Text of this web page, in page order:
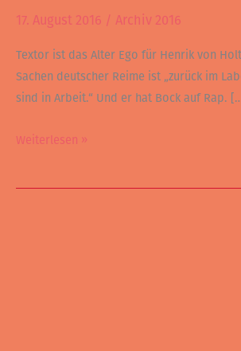
17. August 2016 / Archiv 2016
Textor ist das Alter Ego für Henrik von
Sachen deutscher Reime ist „zurück im
sind in Arbeit.“ Und er hat Bock auf Rap.
Weiterlesen »